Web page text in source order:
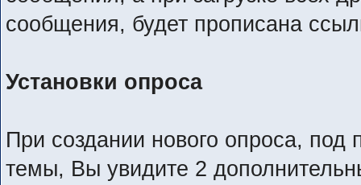
сообщения, будет прописана
Установки опроса
При создании нового опроса,
темы, Вы увидите 2